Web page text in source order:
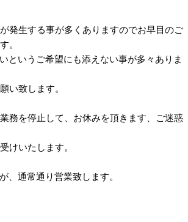
発生する事が多くありますのでお早目のご
。
というご希望にも添えない事が多々ありま
い致します。
務を停止して、お休みを頂きます、ご迷惑
けいたします。
、通常通り営業致します。